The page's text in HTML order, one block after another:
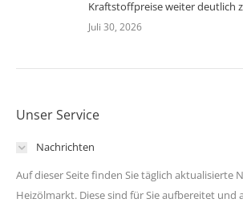
Kraftstoffpreise weiter deutlich
Juli 30, 2026
Unser Service
Nachrichten
Auf dieser Seite finden Sie täglich aktualisierte
Heizölmarkt. Diese sind für Sie aufbereitet und